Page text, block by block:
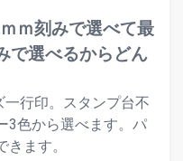
ｍ刻みで選べて最
で選べるからどん
行印。スタンプ台不
3色から選べます。パ
ます。